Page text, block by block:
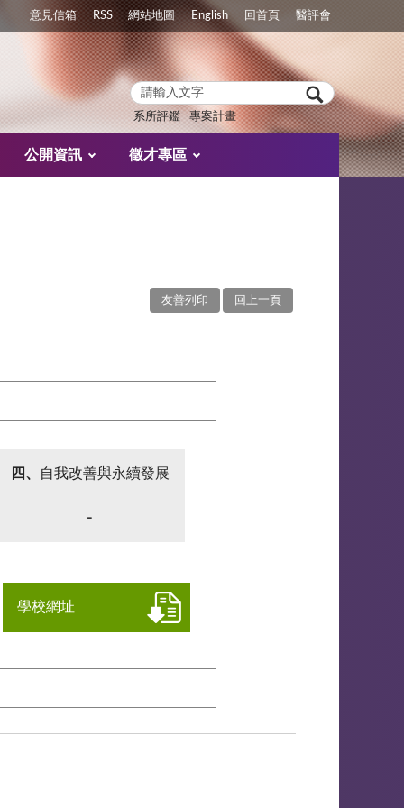
意見信箱 RSS 網站地圖 English 回首頁 醫評會
系所評鑑 專案計畫
公開資訊 徵才專區
回上一頁
友善列印
四、 自我改善與永續發展
-
學校網址